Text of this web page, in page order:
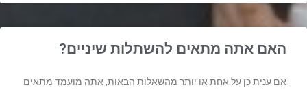
האם אתה מתאים להשתלות שיניים?
אם ענית כן על אחת או יותר מהשאלות הבאות, אתה מועמד מתאים